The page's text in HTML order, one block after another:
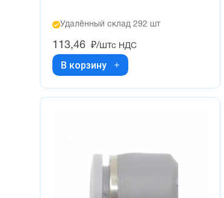
Удалённый склад 292 шт
113,46 ₽/штс НДС
В корзину